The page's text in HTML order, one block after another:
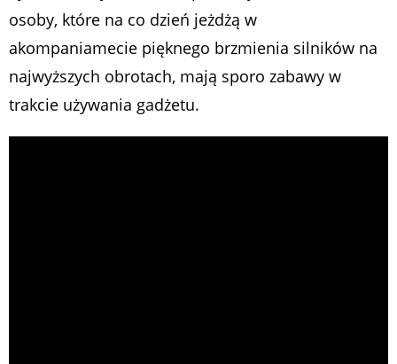
osoby, które na co dzień jeżdżą w
akompaniamecie pięknego brzmienia silników na
najwyższych obrotach, mają sporo zabawy w
trakcie używania gadżetu.